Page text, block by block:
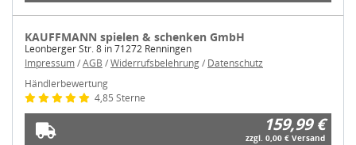
KAUFFMANN spielen & schenken GmbH
Leonberger Str. 8 in 71272 Renningen
Impressum/AGB /Widerrufsbelehrung/ Datenschutz
Händlerbewertung
4,85 Sterne
159,99 €
zzgl. 0,00 € Versand